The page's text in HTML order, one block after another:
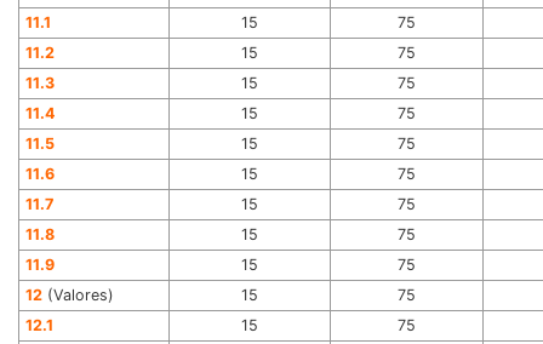
11.1
15
75
11.2
15
75
11.3
15
75
11.4
15
75
11.5
15
75
11.6
15
75
11.7
15
75
11.8
15
75
11.9
15
75
12 (Valores) 15
75
12.1
15
75